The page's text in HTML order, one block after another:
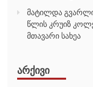
მატილდა
წლის კრუიზ
მთავარი სახეა
ᲐᲠᲥᲘᲕᲘ